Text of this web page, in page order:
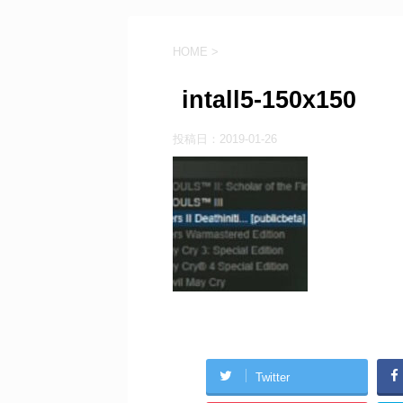
HOME >
intall5-150x150
投稿日： 2019-01-26
Twitter